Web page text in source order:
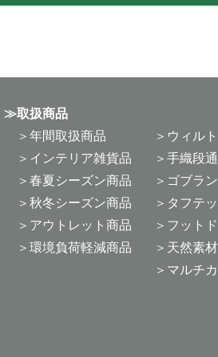
取扱商品
年間取扱商品
インテリア雑貨品
春夏シーズン商品
秋冬シーズン商品
アウトレット商品
環境負荷軽減商品
ウィル
手織段通
ゴブラ
タフテ
フット
天然素
マルチ